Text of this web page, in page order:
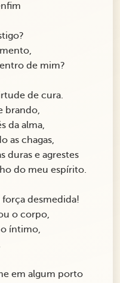
de mim?
de cura.
brando,
da alma,
as chagas,
duras e agrestes
do meu espírito.
desmedida!
o corpo,
íntimo,
em algum porto